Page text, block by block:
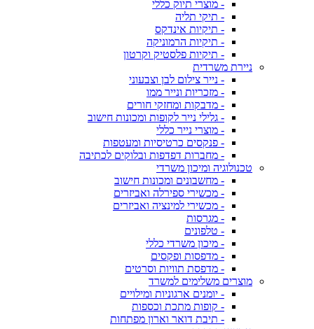
- מוצרי תיוק כללי
- תיקי תליה
- תיקיות אינדקס
- תיקיות הרמוניקה
- תיקיות פלסטיק וקרטון
ניירת משרדית
- נייר צילום לבן וצבעוני
- מזכריות ונייר ממו
- מדבקות ומחזקי חורים
- גלילי נייר לקופות ומכונות חישוב
- מוצרי נייר כללי
- פנקסים כרטיסיות ומעטפות
- מחברות דפדפות ובלוקים לכתיבה
טכנולוגיה ומיכון משרדי
- מחשבונים ומכונות חישוב
- מכשירי ספירלה ואביזרים
- מכשירי למינציה ואביזרים
- מגרסות
- טלפונים
- מיכון משרדי כללי
- מדפסות ופקסים
- מדפסת תוויות וסרטים
מוצרים משלימים למשרד
- יומנים ארגוניות ומילויים
- קופות מתכת וכספות
- תיבת דואר וארון מפתחות